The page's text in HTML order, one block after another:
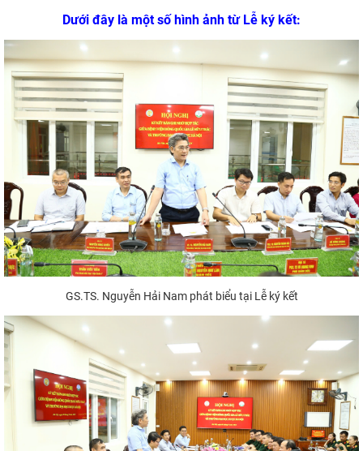
Dưới đây là một số hình ảnh từ Lễ ký kết:
GS.TS. Nguyễn Hải Nam phát biểu tại Lễ ký kết